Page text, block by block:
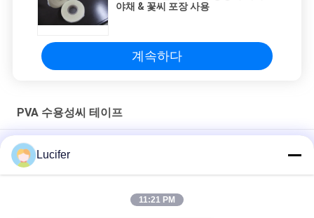
야채 & 꽃씨 포장 사용
계속하다
PVA 수용성씨 테이프
농업 PVA 환경 보호 기능을 가진 수용성씨 테이프
씨 테이프 포장을 위한 높은 눈물 저항하는 PVA 수용성 영화
투명한 PVA 수용성씨 테이프, 농업 폴리비닐 알콜 분해할 수 있는
Lucifer
11:21 PM